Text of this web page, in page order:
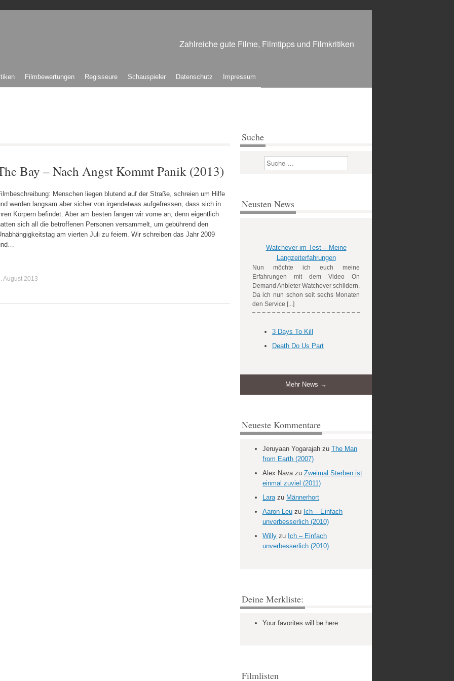
Zahlreiche gute Filme, Filmtipps und Filmkritiken
Filmbewertungen Regisseure Schauspieler Datenschutz Impressum
Bay – Nach Angst Kommt Panik (2013)
Menschen liegen blutend auf der Straße, schreien um Hilfe
werden langsam aber sicher von irgendetwas aufgefressen, dass sich in
Körpern befindet. Aber am besten fangen wir vorne an, denn eigentlich
sich all die betroffenen Personen versammelt, um gebührend den
am vierten Juli zu feiern. Wir schreiben das Jahr 2009
August 2013
Suche
Suchen
Neusten News
Watchever im Test – Meine
Langzeiterfahrungen
Nun möchte ich euch meine
Erfahrungen mit dem Video On
Demand Anbieter Watchever schildern.
Da ich nun schon seit sechs Monaten
den Service [...]
3 Days To Kill
Death Do Us Part
Mehr News →
Neueste Kommentare
Jeruyaan Yogarajah zu The Man
from Earth (2007)
Alex Navazu Zweimal Sterben ist
einmal zuviel (2011)
Larazu Männerhort
Aaron Leu zu Ich – Einfach
unverbesserlich (2010)
Willy zu Ich – Einfach
unverbesserlich (2010)
Deine Merkliste:
Your favorites will be here.
Filmlisten